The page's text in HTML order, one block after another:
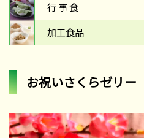
行 事 食
加工食品
お祝いさくらゼリー